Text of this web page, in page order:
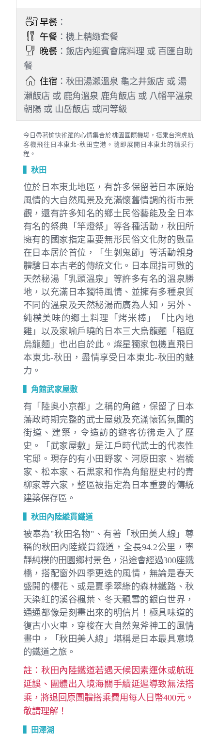
早餐：
午餐：機上精緻套餐
晚餐：飯店內迎賓會席料理 或 百匯自助
餐
住宿：秋田湯瀨溫泉 龜之井飯店 或 湯
瀨飯店 或 鹿角溫泉 鹿角飯店 或 八幡平溫泉
朝陽 或 山岳飯店 或同等級
今日帶著愉快雀躍的心情集合於桃園國際機場，搭乘台灣虎航
客機飛往日本東北-秋田空港。隨即展開日本東北的精采行
程。
▍秋田
位於日本東北地區，有許多保留著日本原始
風情的大自然風景及充滿懷舊情調的街市景
觀，還有許多知名的鄉土民俗藝能及全日本
有名的祭典「竿燈祭」等各種活動，秋田所
擁有的國家指定重要無形民俗文化財的數量
在日本居於首位，「生剝鬼節」等活動親身
體驗日本古老的傳統文化。日本屈指可數的
天然秘湯「乳頭溫泉」等許多有名的溫泉勝
地，以充滿日本獨特風情、並擁有多種泉質
不同的溫泉及天然秘湯而廣為人知，另外、
純樸美味的鄉土料理「烤米棒」「比內地
雞」以及家喻戶曉的日本三大烏龍麵「稻庭
烏龍麵」也出自於此。燦星獨家包機直飛日
本東北-秋田，盡情享受日本東北-秋田的魅
力。
▍角館武家屋敷
有「陸奧小京都」之稱的角館，保留了日本
藩政時期完整的武士屋敷及充滿懷舊氛圍的
街道、建築，令造訪的遊客彷彿走入了歷
史。「武家屋敷」是江戶時代武士的代表性
宅邸。現存的有小田野家、河原田家、岩橋
家、松本家、石黒家和作為角館歴史村的青
柳家等六家，整區被指定為日本重要的傳統
建築保存區。
▍秋田內陸縱貫鐵道
被奉為"秋田名物"、有著「秋田美人線」尊
稱的秋田內陸縱貫鐵道，全長94.2公里，寧
靜純樸的田園鄉村景色，沿途會經過300座鐵
橋，搭配窗外四季更迭的風情，無論是春天
盛開的櫻花、或是夏季翠綠的森林鐵路、秋
天染紅的溪谷楓葉、冬天飄雪的銀白世界，
通通都像是刻畫出來的明信片！極具味道的
復古小火車，穿梭在大自然鬼斧神工的風情
畫中，「秋田美人線」堪稱是日本最具意境
的鐵道之旅。
註：秋田內陸鐵道若遇天候因素運休或航班
延誤、團體出入境海關手續延遲導致無法搭
乘，將退回原團體搭乘費用每人日幣400元。
敬請理解！
▍田澤湖